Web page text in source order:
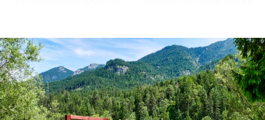
mit dem Königssee und dem Watzmann ist perfekt für
Bergtouren und imAltmühltalwarten entspannte Rad- und
Kanutouren durch ruhige Landschaften.